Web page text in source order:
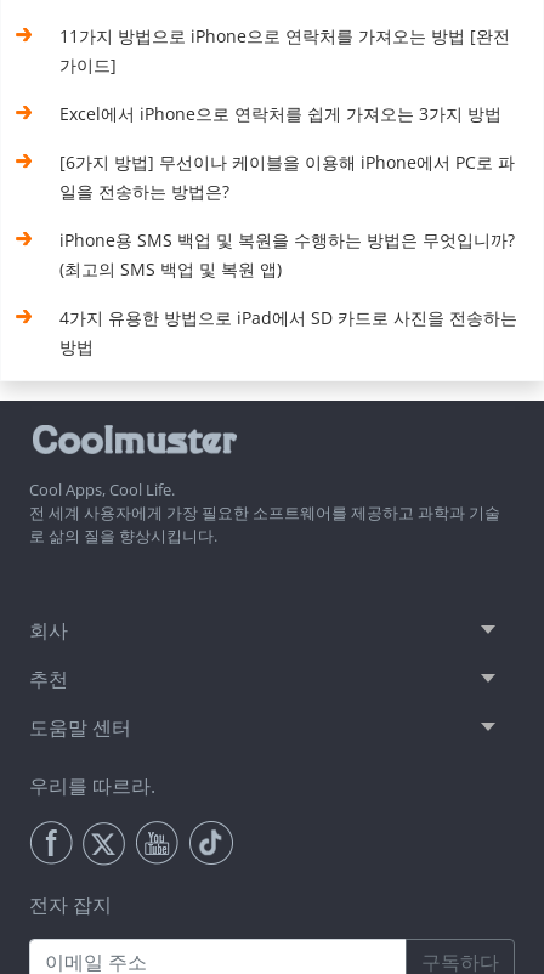
11가지 방법으로 iPhone으로 연락처를 가져오는 방법 [완전
가이드]
Excel에서 iPhone으로 연락처를 쉽게 가져오는 3가지 방법
[6가지 방법] 무선이나 케이블을 이용해 iPhone에서 PC로 파
일을 전송하는 방법은?
iPhone용 SMS 백업 및 복원을 수행하는 방법은 무엇입니까?
(최고의 SMS 백업 및 복원 앱)
4가지 유용한 방법으로 iPad에서 SD 카드로 사진을 전송하는
방법
Cool Apps, Cool Life.
전 세계 사용자에게 가장 필요한 소프트웨어를 제공하고 과학과 기술
로 삶의 질을 향상시킵니다.
회사
추천
도움말 센터
우리를 따르라.
전자 잡지
구독하다